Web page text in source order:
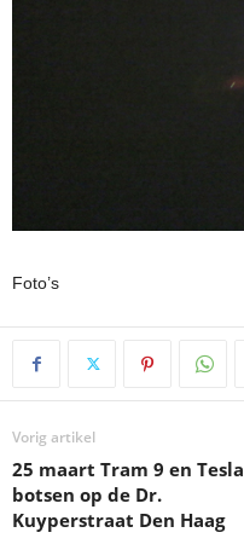
Foto’s
Vorig artikel
25 maart Tram 9 en Tesla
botsen op de Dr.
Kuyperstraat Den Haag